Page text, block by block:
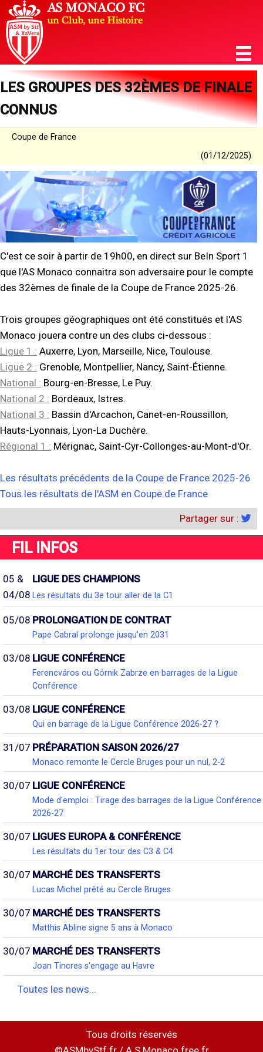
LES GROUPES DES 32ÈMES DE FINALE
CONNUS
Coupe de France
(01/12/2025)
C'est ce soir à partir de 19h00, en direct sur BeIn Sport 1
que l'AS Monaco connaitra son adversaire pour le compte
des 32èmes de finale de la Coupe de France 2025-26.
Trois groupes géographiques ont été constitués et l'AS
Monaco jouera contre un des clubs ci-dessous :
Ligue 1 : Auxerre, Lyon, Marseille, Nice, Toulouse.
Ligue 2 : Grenoble, Montpellier, Nancy, Saint-Étienne.
National : Bourg-en-Bresse, Le Puy.
National 2 : Bordeaux, Istres.
National 3 : Bassin d'Arcachon, Canet-en-Roussillon,
Hauts-Lyonnais, Lyon-La Duchère.
Régional 1 : Mérignac, Saint-Cyr-Collonges-au-Mont-d'Or.
Les résultats précédents de la Coupe de France 2025-26
Tous les résultats de l'ASM en Coupe de France
Partager sur :
FIL INFOS
05 &
04/08
LIGUE DES CHAMPIONS
Les résultats du 3e tour aller de la C1
05/08 PROLONGATION DE CONTRAT
Pape Cabral prolonge jusqu'en 2031
03/08 LIGUE CONFÉRENCE
Ferencváros ou Górnik Zabrze en barrages de la Ligue
Conférence
03/08 LIGUE CONFÉRENCE
Qui en barrage de la Ligue Conférence 2026-27 ?
31/07 PRÉPARATION SAISON 2026/27
Monaco remonte le Cercle Bruges pour un nul, 2-2
30/07 LIGUE CONFÉRENCE
Mode d'emploi : Tirage des barrages de la Ligue Conférence
2026-27
30/07 LIGUES EUROPA & CONFÉRENCE
Les résultats du 1er tour des C3 & C4
30/07 MARCHÉ DES TRANSFERTS
Lucas Michel prêté au Cercle Bruges
30/07 MARCHÉ DES TRANSFERTS
Matthis Abline signe 5 ans à Monaco
30/07 MARCHÉ DES TRANSFERTS
Joan Tincres s'engage au Havre
Toutes les news...
Tous droits réservés